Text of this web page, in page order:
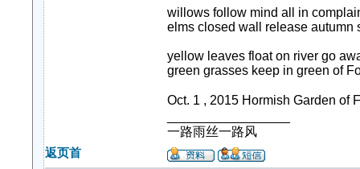
willows follow mind all in
elms closed wall release autumn
yellow leaves float on river go
green grasses keep in green of
Oct. 1 , 2015 Hormish Garden of
一路雨丝一路风
返页首